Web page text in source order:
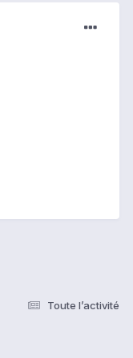
Toute l’activité